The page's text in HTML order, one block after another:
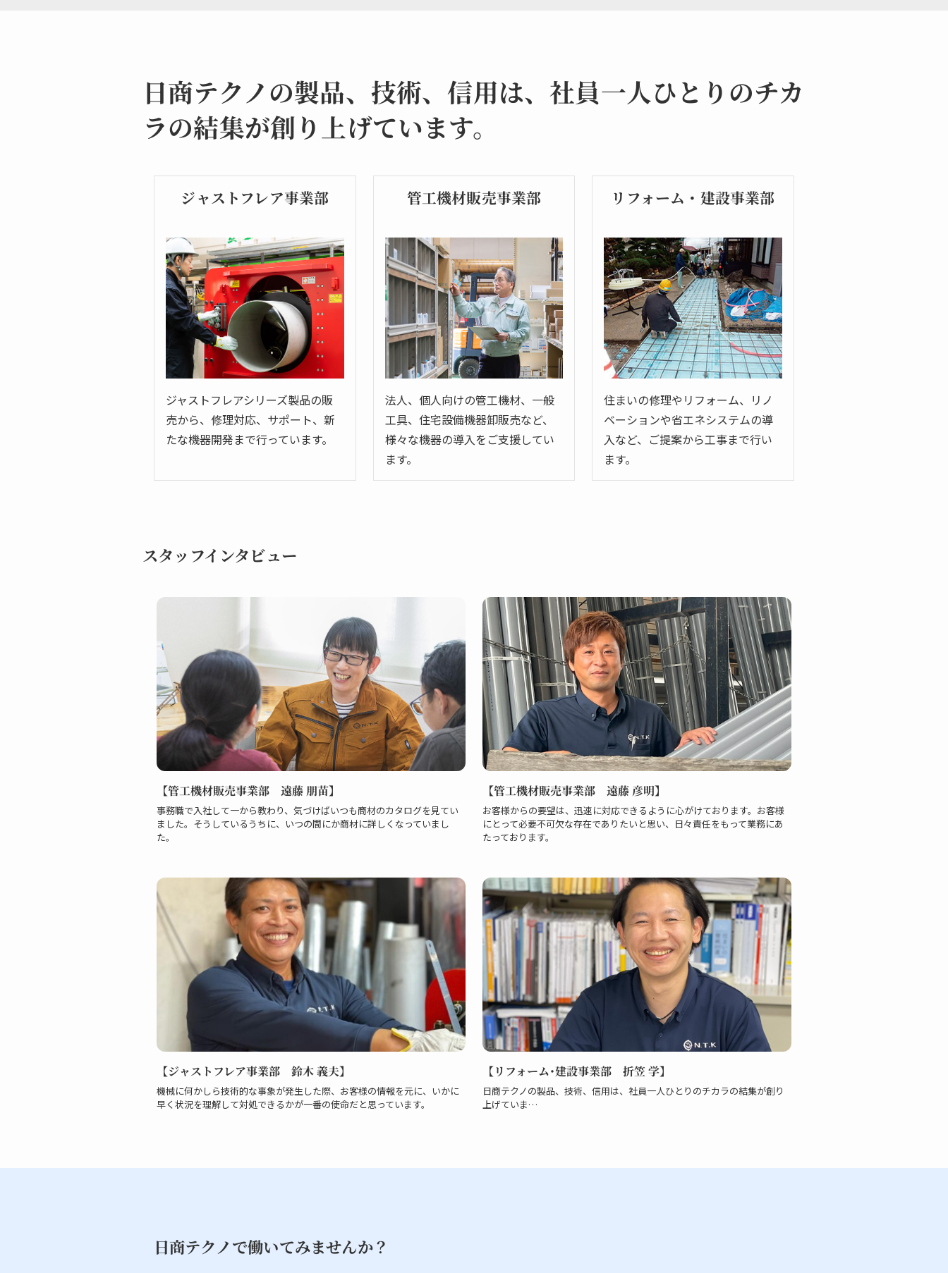
日商テクノの製品、技術、信用は、社員一人ひとりのチカ
ラの結集が創り上げています。
ジャストフレア事業部
ジャストフレアシリーズ製品の販
売から、修理対応、サポート、新
たな機器開発まで行っています。
管工機材販売事業部
法人、個人向けの管工機材、一般
工具、住宅設備機器卸販売など、
様々な機器の導入をご支援してい
ます。
リフォーム・建設事業部
住まいの修理やリフォーム、リノ
ベーションや省エネシステムの導
入など、ご提案から工事まで行い
ます。
スタッフインタビュー
【管工機材販売事業部 遠藤 朋苗】
事務職で入社して一から教わり、気づけばいつも商材のカタログを見てい
ました。そうしているうちに、いつの間にか商材に詳しくなっていまし
た。
【管工機材販売事業部 遠藤 彦明】
お客様からの要望は、迅速に対応できるように心がけております。お客様
にとって必要不可欠な存在でありたいと思い、日々責任をもって業務にあ
たっております。
【ジャストフレア事業部 鈴木 義夫】
機械に何かしら技術的な事象が発生した際、お客様の情報を元に、いかに
早く状況を理解して対処できるかが一番の使命だと思っています。
【リフォーム･建設事業部 折笠 学】
日商テクノの製品、技術、信用は、社員一人ひとりのチカラの結集が創り
上げていま…
日商テクノで働いてみませんか？